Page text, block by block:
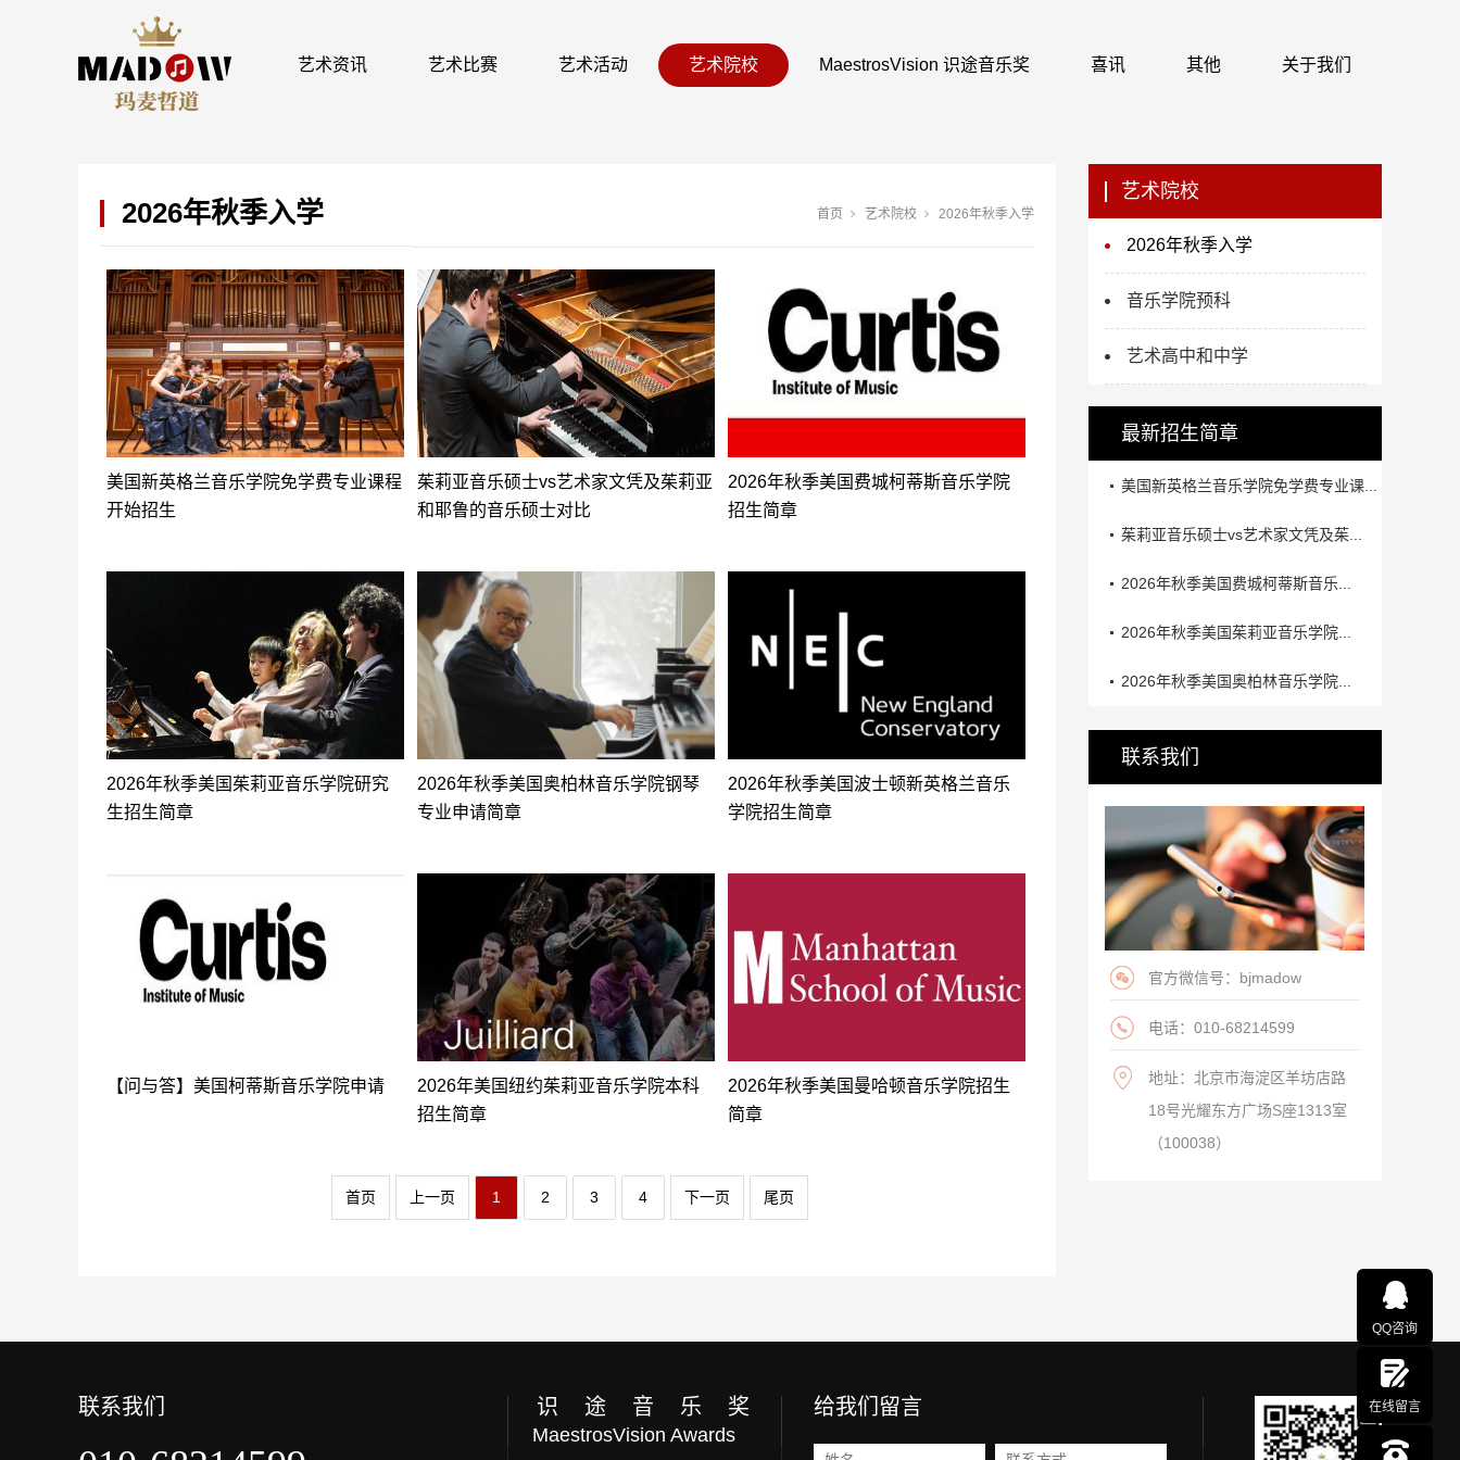
艺术资讯 艺术比赛 艺术活动 艺术院校 MaestrosVision 识途音乐奖 喜讯 其他 关于我们
2026年秋季入学 首页 艺术院校 2026年秋季入学
美国新英格兰音乐学院免学费专业课程
开始招生
茱莉亚音乐硕士vs艺术家文凭及茱莉亚
和耶鲁的音乐硕士对比
2026年秋季美国费城柯蒂斯音乐学院
招生简章
2026年秋季美国茱莉亚音乐学院研究
生招生简章
2026年秋季美国奥柏林音乐学院钢琴
专业申请简章
2026年秋季美国波士顿新英格兰音乐
学院招生简章
【问与答】美国柯蒂斯音乐学院申请
2026年美国纽约茱莉亚音乐学院本科
招生简章
2026年秋季美国曼哈顿音乐学院招生
简章
首页 上一页 1 2 3 4 下一页 尾页
艺术院校
2026年秋季入学
音乐学院预科
艺术高中和中学
最新招生简章
美国新英格兰音乐学院免学费专业课...
茱莉亚音乐硕士vs艺术家文凭及茱...
2026年秋季美国费城柯蒂斯音乐...
2026年秋季美国茱莉亚音乐学院...
2026年秋季美国奥柏林音乐学院...
联系我们
官方微信号：bjmadow
电话：010-68214599
地址：北京市海淀区羊坊店路
18号光耀东方广场S座1313室
（100038）
联系我们 识 途 音 乐 奖
MaestrosVision Awards
给我们留言
QQ咨询
在线留言